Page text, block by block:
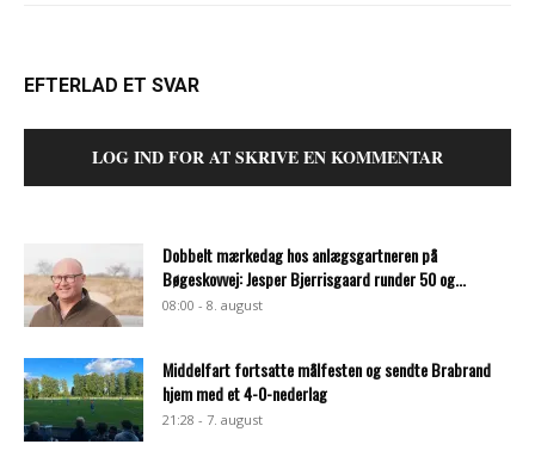
EFTERLAD ET SVAR
LOG IND FOR AT SKRIVE EN KOMMENTAR
Dobbelt mærkedag hos anlægsgartneren på
Bøgeskovvej: Jesper Bjerrisgaard runder 50 og...
08:00 - 8. august
Middelfart fortsatte målfesten og sendte Brabrand
hjem med et 4-0-nederlag
21:28 - 7. august